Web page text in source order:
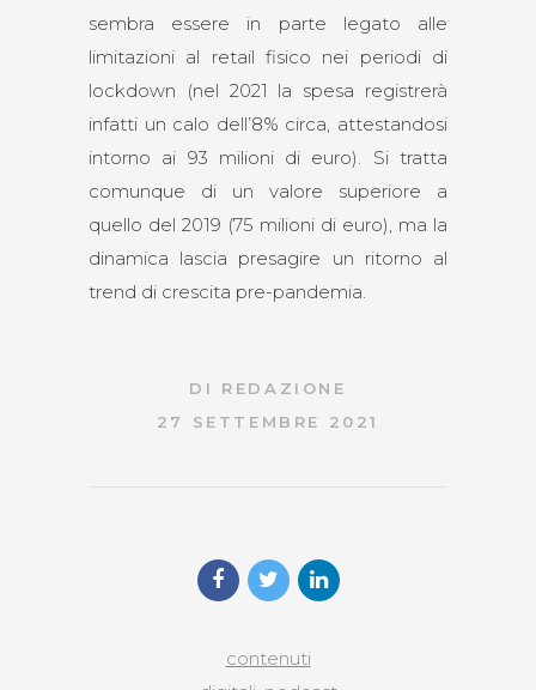
sembra essere in parte legato alle
limitazioni al retail fisico nei periodi di
lockdown (nel 2021 la spesa registrerà
infatti un calo dell’8% circa, attestandosi
intorno ai 93 milioni di euro). Si tratta
comunque di un valore superiore a
quello del 2019 (75 milioni di euro), ma la
dinamica lascia presagire un ritorno al
trend di crescita pre-pandemia.
DI REDAZIONE
27 SETTEMBRE 2021
contenuti